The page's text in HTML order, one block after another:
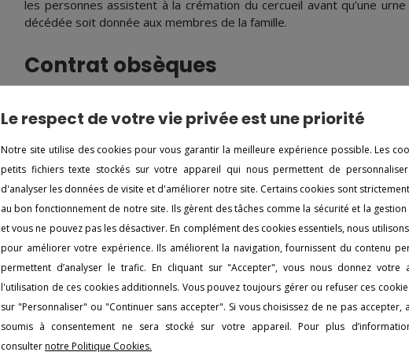
les personnes assistent à la crémation du cercueil avant qu’une
décédée soit donnée aux membres de la famille.
Contrat obsèques
Choisir un contrat de prévoyance permet d'avoir la garantie du bon
le budget décharge sa famille du poids financier ainsi que des
apporte aussi la certitude que vos dernières volontés soient
sépulture.
Devis obsèques
En tenant compte des volontés de la personne décédée, le
Généralement, cela représente une dépense importante. Avec
pour l'organisation des obsèques depuis notre page internet,
pompes funèbres près de chez vous. De ce fait, vous avez la
à des prix abordables, et vous êtes immédiatement mis en relation
Plus de détails sur
Le respect de votre vie privée est une priorité
Notre site utilise des cookies pour vous garantir la meilleure expérience possible. Les
petits fichiers texte stockés sur votre appareil qui nous permettent de
d'analyser les données de visite et d'améliorer notre site. Certains cookies sont
au bon fonctionnement de notre site. Ils gèrent des tâches comme la sécurité et la gestion
et vous ne pouvez pas les désactiver. En complément des cookies essentiels, nous
pour améliorer votre expérience. Ils améliorent la navigation, fournissent du contenu
permettent d’analyser le trafic. En cliquant sur "Accepter", vous nous donnez votre
l'utilisation de ces cookies additionnels. Vous pouvez toujours gérer ou refuser ces
sur "Personnaliser" ou "Continuer sans accepter". Si vous choisissez de ne pas accepter,
soumis à consentement ne sera stocké sur votre appareil. Pour plus
consulternotre Politique Cookies.